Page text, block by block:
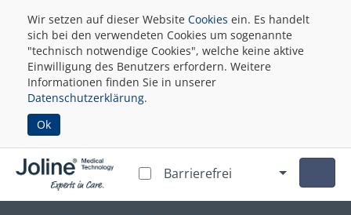
Wir setzen auf dieser Website Cookies ein. Es handelt
sich bei den verwendeten Cookies um sogenannte
"technisch notwendige Cookies", welche keine aktive
Einwilligung des Benutzers erfordern. Weitere
Informationen finden Sie in unserer
Datenschutzerklärung.
Ok
Barrierefrei